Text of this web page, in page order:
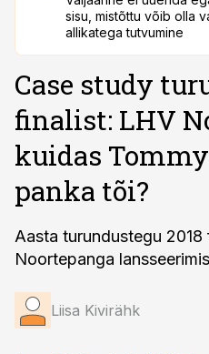
sisu, mistõttu võib olla
allikatega tutvumine
Case study
finalist: LHV
kuidas
panka tõi?
Aasta turundustegu
Noortepanga
Liisa Kivirähk